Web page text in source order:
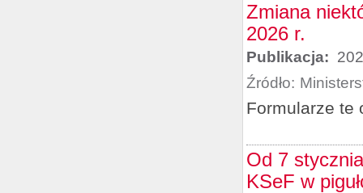
Zmiana
2026 r.
Publikacja:
Źródło:
Formularze te
Od 7
KSeF w